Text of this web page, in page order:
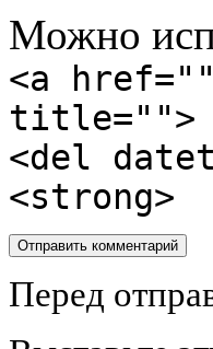
Можно
<a
title="">
<del
<strong>
Перед